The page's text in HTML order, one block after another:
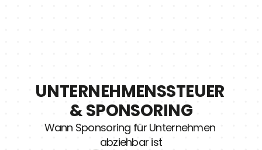
UNTERNEHMENSSTEUER
& SPONSORING
Wann Sponsoring für Unternehmen
abziehbar ist